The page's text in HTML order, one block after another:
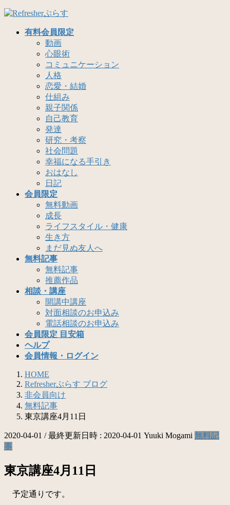
コ
ナ
有料会員限定
動画
心眼術
コミュニケーション
人格
恋愛・結婚
仕組み
親子関係
自己教育
発達
研究・考察
社会問題
幸福になる手引き
おはなし
日記
会員限定
無料動画
成長
ライフスタイル・健康
生き方
まだ見ぬ友人へ
無料記事
無料記事
推薦作品
相談・講座
開講中講座
対面相談のお申込み
電話相談のお申込み
会員限定 目安箱
ヘルプ
会員情報・ログイン
HOME
Refresherぷらす ブログ
非会員向け
無料記事
東京講座4月11日
2020-04-01 / 最終更新日時 : 2020-04-01 Yuuki Mogami 無料記
事
東京講座4月11日
予定通りです。